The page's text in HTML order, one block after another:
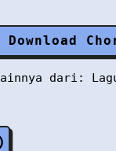
Download
dari: